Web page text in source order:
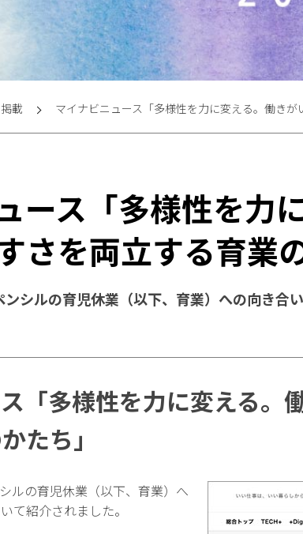
載 マイナビニュース「多様性を力に変える。働きが
ース「多様性を力
さを両立する育業
シルの育児休業（以下、育業）への向き合
「多様性を力に変える。
たち」
ルの育児休業（以下、育業）へ
て紹介されました。